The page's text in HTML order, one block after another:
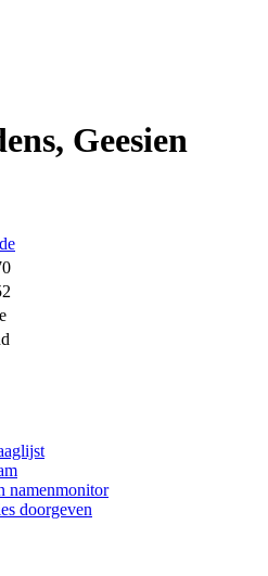
Geesien
namenmonitor
doorgeven